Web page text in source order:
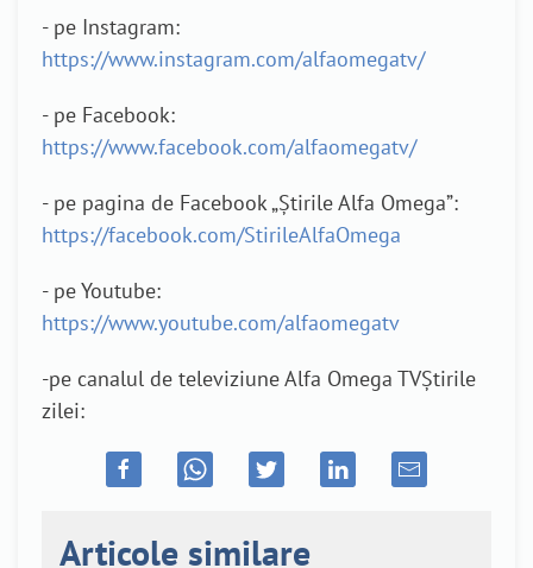
- pe Instagram:
https://www.instagram.com/alfaomegatv/
- pe Facebook:
https://www.facebook.com/alfaomegatv/
- pe pagina de Facebook „Știrile Alfa Omega”:
https://facebook.com/StirileAlfaOmega
- pe Youtube:
https://www.youtube.com/alfaomegatv
-pe canalul de televiziune Alfa Omega TVȘtirile
zilei:
Articole similare